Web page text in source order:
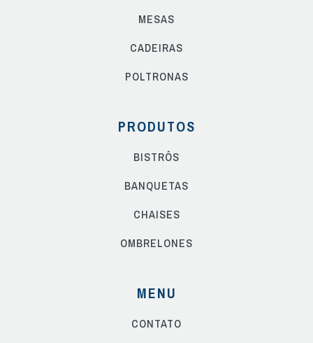
MESAS
CADEIRAS
POLTRONAS
PRODUTOS
BISTRÔS
BANQUETAS
CHAISES
OMBRELONES
MENU
CONTATO